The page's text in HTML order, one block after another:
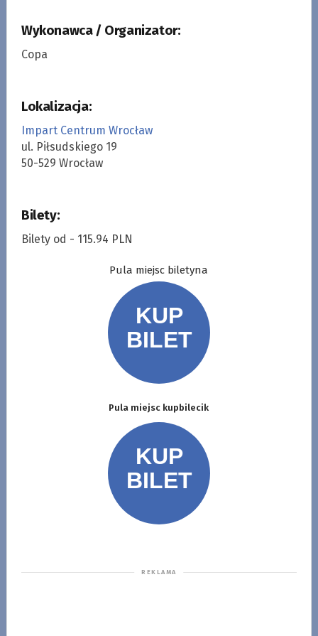
Wykonawca / Organizator:
Copa
Lokalizacja:
Impart Centrum Wrocław
ul. Piłsudskiego 19
50-529 Wrocław
Bilety:
Bilety od - 115.94 PLN
Pula miejsc biletyna
Pula miejsc kupbilecik